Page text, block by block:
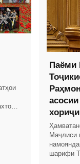
Паёми
Маҷлиси
шарифи